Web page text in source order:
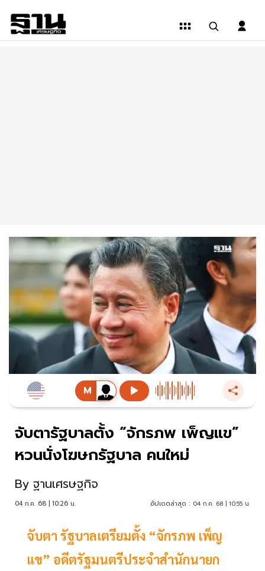
จับตารัฐบาลตั้ง “จักรภพ เพ็ญแข”
หวนนั่งโฆษกรัฐบาล คนใหม่
By ฐานเศรษฐกิจ
04 ก.ค. 68 | 10:26 น. อัปเดตล่าสุด : 04 ก.ค. 68 | 10:55 น.
จับตา รัฐบาลเตรียมตั้ง “จักรภพ เพ็ญ
แข” อดีตรัฐมนตรีประจำสำนักนายก